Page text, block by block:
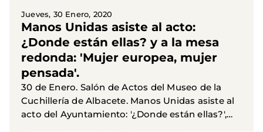
Jueves, 30 Enero, 2020
Manos Unidas asiste al acto:
¿Donde están ellas? y a la mesa
redonda: 'Mujer europea, mujer
pensada'.
30 de Enero. Salón de Actos del Museo de la
Cuchillería de Albacete. Manos Unidas asiste al
acto del Ayuntamiento: '¿Donde están ellas?',